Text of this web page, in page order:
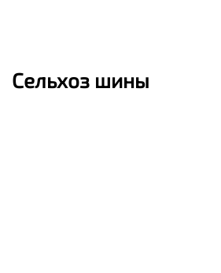
Сельхоз шины